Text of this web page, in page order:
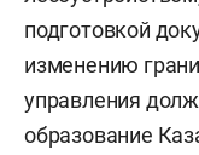
подготовкой
изменению
управления
образование